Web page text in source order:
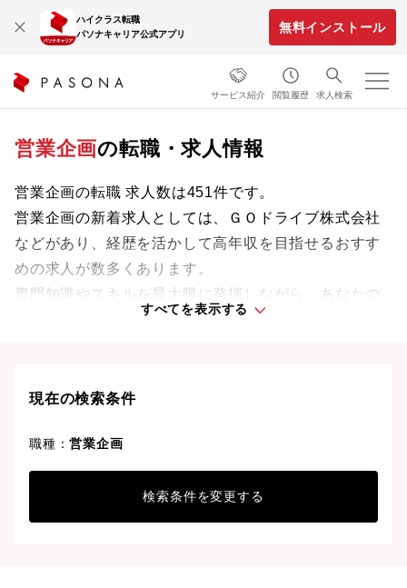
ハイクラス転職
パソナキャリア公式アプリ
無料インストール
サービス紹介 閲覧履歴 求人検索
営業企画の転職・求人情報
営業企画の転職 求人数は451件です。
営業企画の新着求人としては、ＧＯドライブ株式会社
などがあり、経歴を活かして高年収を目指せるおすす
めの求人が数多くあります。
専門知識やスキルを最大限に発揮しながら、あなたの
ライフスタイルや価値観に合った理想の働き方を叶え
すべてを表示する
現在の検索条件
職種：営業企画
検索条件を変更する